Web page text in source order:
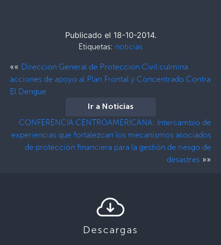
Publicado el 18-10-2014.
Etiquetas: noticias
«« Dirección General de Protección Civil culmina
acciones de apoyo al Plan Frontal y Concentrado Contra
El Dengue
Ir a Noticias
CONFERENCIA CENTROAMERICANA: Intercambio de
experiencias que fortalezcan los mecanismos asociados
de protección financiera para la gestión de riesgo de
desastres »»
Descargas